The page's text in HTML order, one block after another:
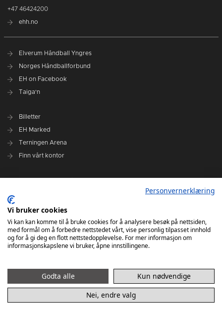
+47 46424200
ehh.no
Elverum Håndball Yngres
Norges Håndballforbund
EH on Facebook
Taiga'n
Billetter
EH Marked
Terningen Arena
Finn vårt kontor
Administrasjonen i Elverum Håndball
Styre og utvalg
VARSLINGSRUTINER FOR ELVERUM HÅNDBALL
Personvernerklæring
Vi bruker cookies
Vi kan kan komme til å bruke cookies for å analysere besøk på nettsiden,
med formål om å forbedre nettstedet vårt, vise personlig tilpasset innhold
og for å gi deg en flott nettstedopplevelse. For mer informasjon om
informasjonskapslene vi bruker, åpne innstillingene.
Godta alle
Kun nødvendige
Nei, endre valg